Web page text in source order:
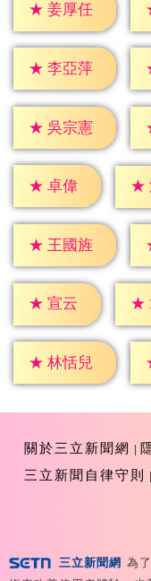
★ 姜厚任
★ 李亞萍
★ 吳宗憲
★ 卓偉 ★
★ 王國旌
★ 宣云 ★
★ 林恬兒
關於三立新聞網
三立新聞自律守則
Copyright
三立新聞網 為